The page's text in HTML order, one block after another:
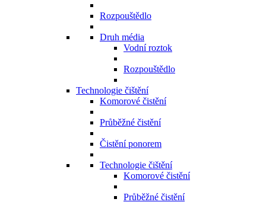
Rozpouštědlo
Druh média
Vodní roztok
Rozpouštědlo
Technologie čištění
Komorové čistění
Průběžné čistění
Čistění ponorem
Technologie čištění
Komorové čistění
Průběžné čistění